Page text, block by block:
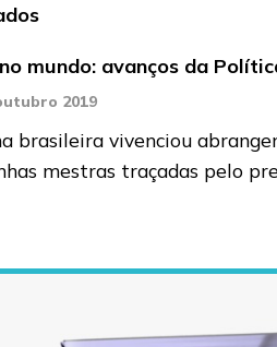
mundo: avanços da
2019
brasileira vivenciou
mestras traçadas pelo